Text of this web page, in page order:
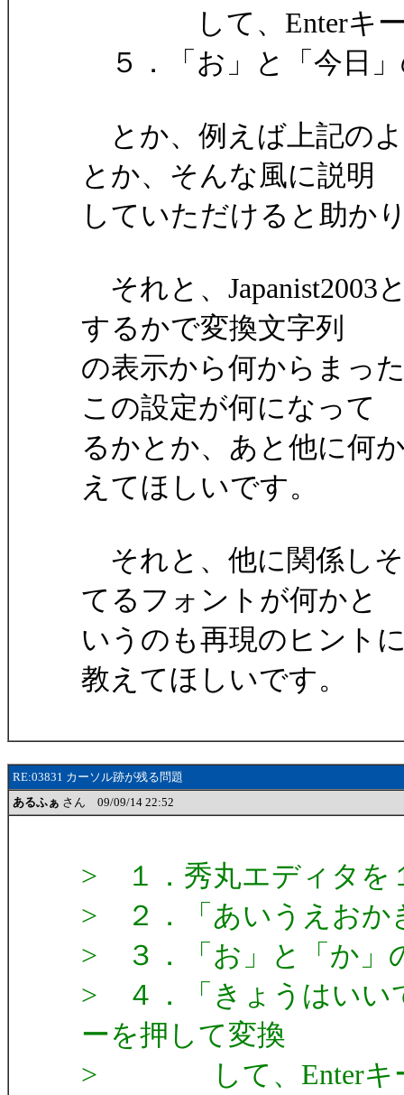
して、Enterキー
５．「お」と「今日
とか、例えば上記の
とか、そんな風に説明
していただけると助か
それと、Japanist2003
するかで変換文字列
の表示から何からまっ
この設定が何になって
るかとか、あと他に何
えてほしいです。
それと、他に関係し
てるフォントが何かと
いうのも再現のヒント
教えてほしいです。
RE:03831 カーソル跡が残る問題
あるふぁ さん 09/09/14 22:52
> １．秀丸エディタを
> ２．「あいうえおか
> ３．「お」と「か」
> ４．「きょうはいい
ーを押して変換
> して、Enterキー